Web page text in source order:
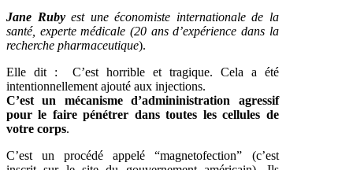
Jane Ruby est une économiste internationale de la
santé, experte médicale (20 ans d’expérience dans la
recherche pharmaceutique).
Elle dit : C’est horrible et tragique. Cela a été
intentionnellement ajouté aux injections.
C’est un mécanisme d’admininistration agressif
pour le faire pénétrer dans toutes les cellules de
votre corps.
C’est un procédé appelé “magnetofection” (c’est